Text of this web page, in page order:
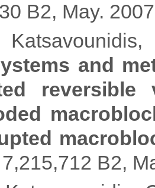
B2, May.
and
reversible
B2,